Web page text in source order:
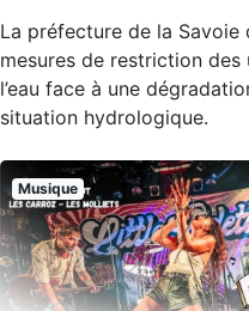
La préfecture de la Savoie
mesures de restriction des
l’eau face à une
situation hydrologique.
Musique